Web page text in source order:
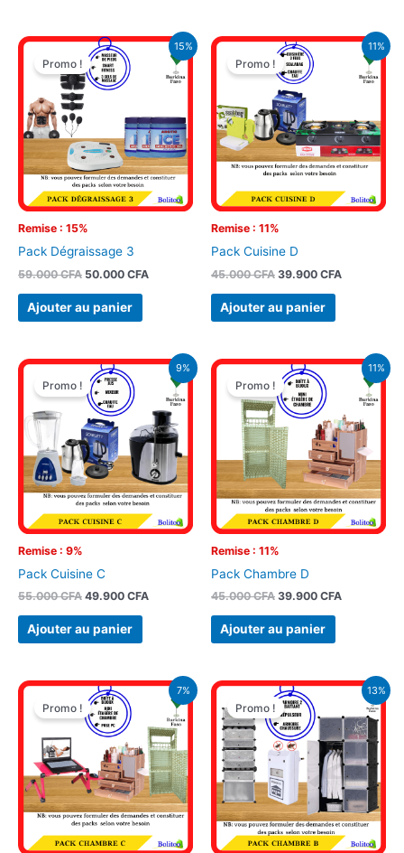
15%
Remise : 15%
Promo !
Pack Dégraissage 3
59.000CFA
Le
prix
initial
était :
50.000 CFA
Le
actuel
est :
Ajouter au panier
11%
Remise : 11%
Promo !
Pack Cuisine D
45.000CFA
Le
prix
initial
était :
45.000 CFA.
39.900 CFA
Le
actuel
est :
Ajouter au panier
9%
Remise : 9%
Promo !
Pack Cuisine C
55.000CFA
Le
prix
initial
était :
55.000 CFA.
49.900 CFA
Le
actuel
est :
49.900 CFA.
Ajouter au panier
11%
Remise : 11%
Promo !
Pack Chambre D
45.000CFA
Le
prix
initial
était :
45.000 CFA.
39.900 CFA
Le
actuel
est :
39.900
Ajouter au panier
7%
Promo !
Le
prix
initial
était :
59.000 CFA.
Le
actuel
est :
55.000 CFA.
13%
Promo !
Le
prix
initial
était :
75.000 CFA.
Le
actuel
est :
65.000